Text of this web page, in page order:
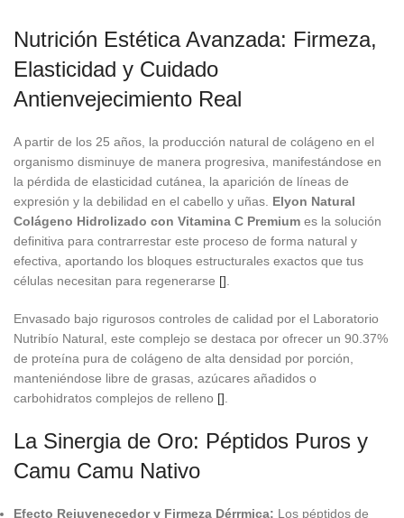
Nutrición Estética Avanzada: Firmeza,
Elasticidad y Cuidado
Antienvejecimiento Real
A partir de los 25 años, la producción natural de colágeno en el
organismo disminuye de manera progresiva, manifestándose en
la pérdida de elasticidad cutánea, la aparición de líneas de
expresión y la debilidad en el cabello y uñas. Elyon Natural
Colágeno Hidrolizado con Vitamina C Premium es la solución
definitiva para contrarrestar este proceso de forma natural y
efectiva, aportando los bloques estructurales exactos que tus
células necesitan para regenerarse []
Envasado bajo rigurosos controles de calidad por el Laboratorio
Nutribío Natural, este complejo se destaca por ofrecer un 90.37%
de proteína pura de colágeno de alta densidad por porción,
manteniéndose libre de grasas, azúcares añadidos o
carbohidratos complejos de relleno []
La Sinergia de Oro: Péptidos Puros y
Camu Camu Nativo
Efecto Rejuvenecedor y Firmeza Dérrmica: Los péptidos de